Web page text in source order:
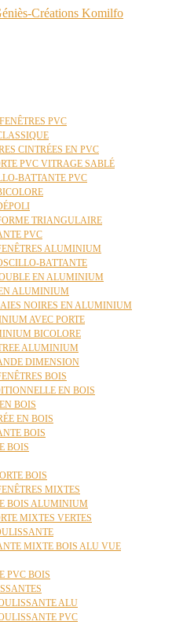
PVC
CINTRÉES EN PVC
PVC VITRAGE SABLÉ
BATTANTE PVC
TRIANGULAIRE
PVC
ALUMINIUM
BATTANTE
EN ALUMINIUM
ALUMINIUM
NOIRES EN ALUMINIUM
AVEC PORTE
BICOLORE
ALUMINIUM
DIMENSION
BOIS
EN BOIS
BOIS
EN BOIS
BOIS
BOIS
BOIS
MIXTES
BOIS ALUMINIUM
MIXTES VERTES
MIXTE BOIS ALU VUE
PVC BOIS
ALU
PVC